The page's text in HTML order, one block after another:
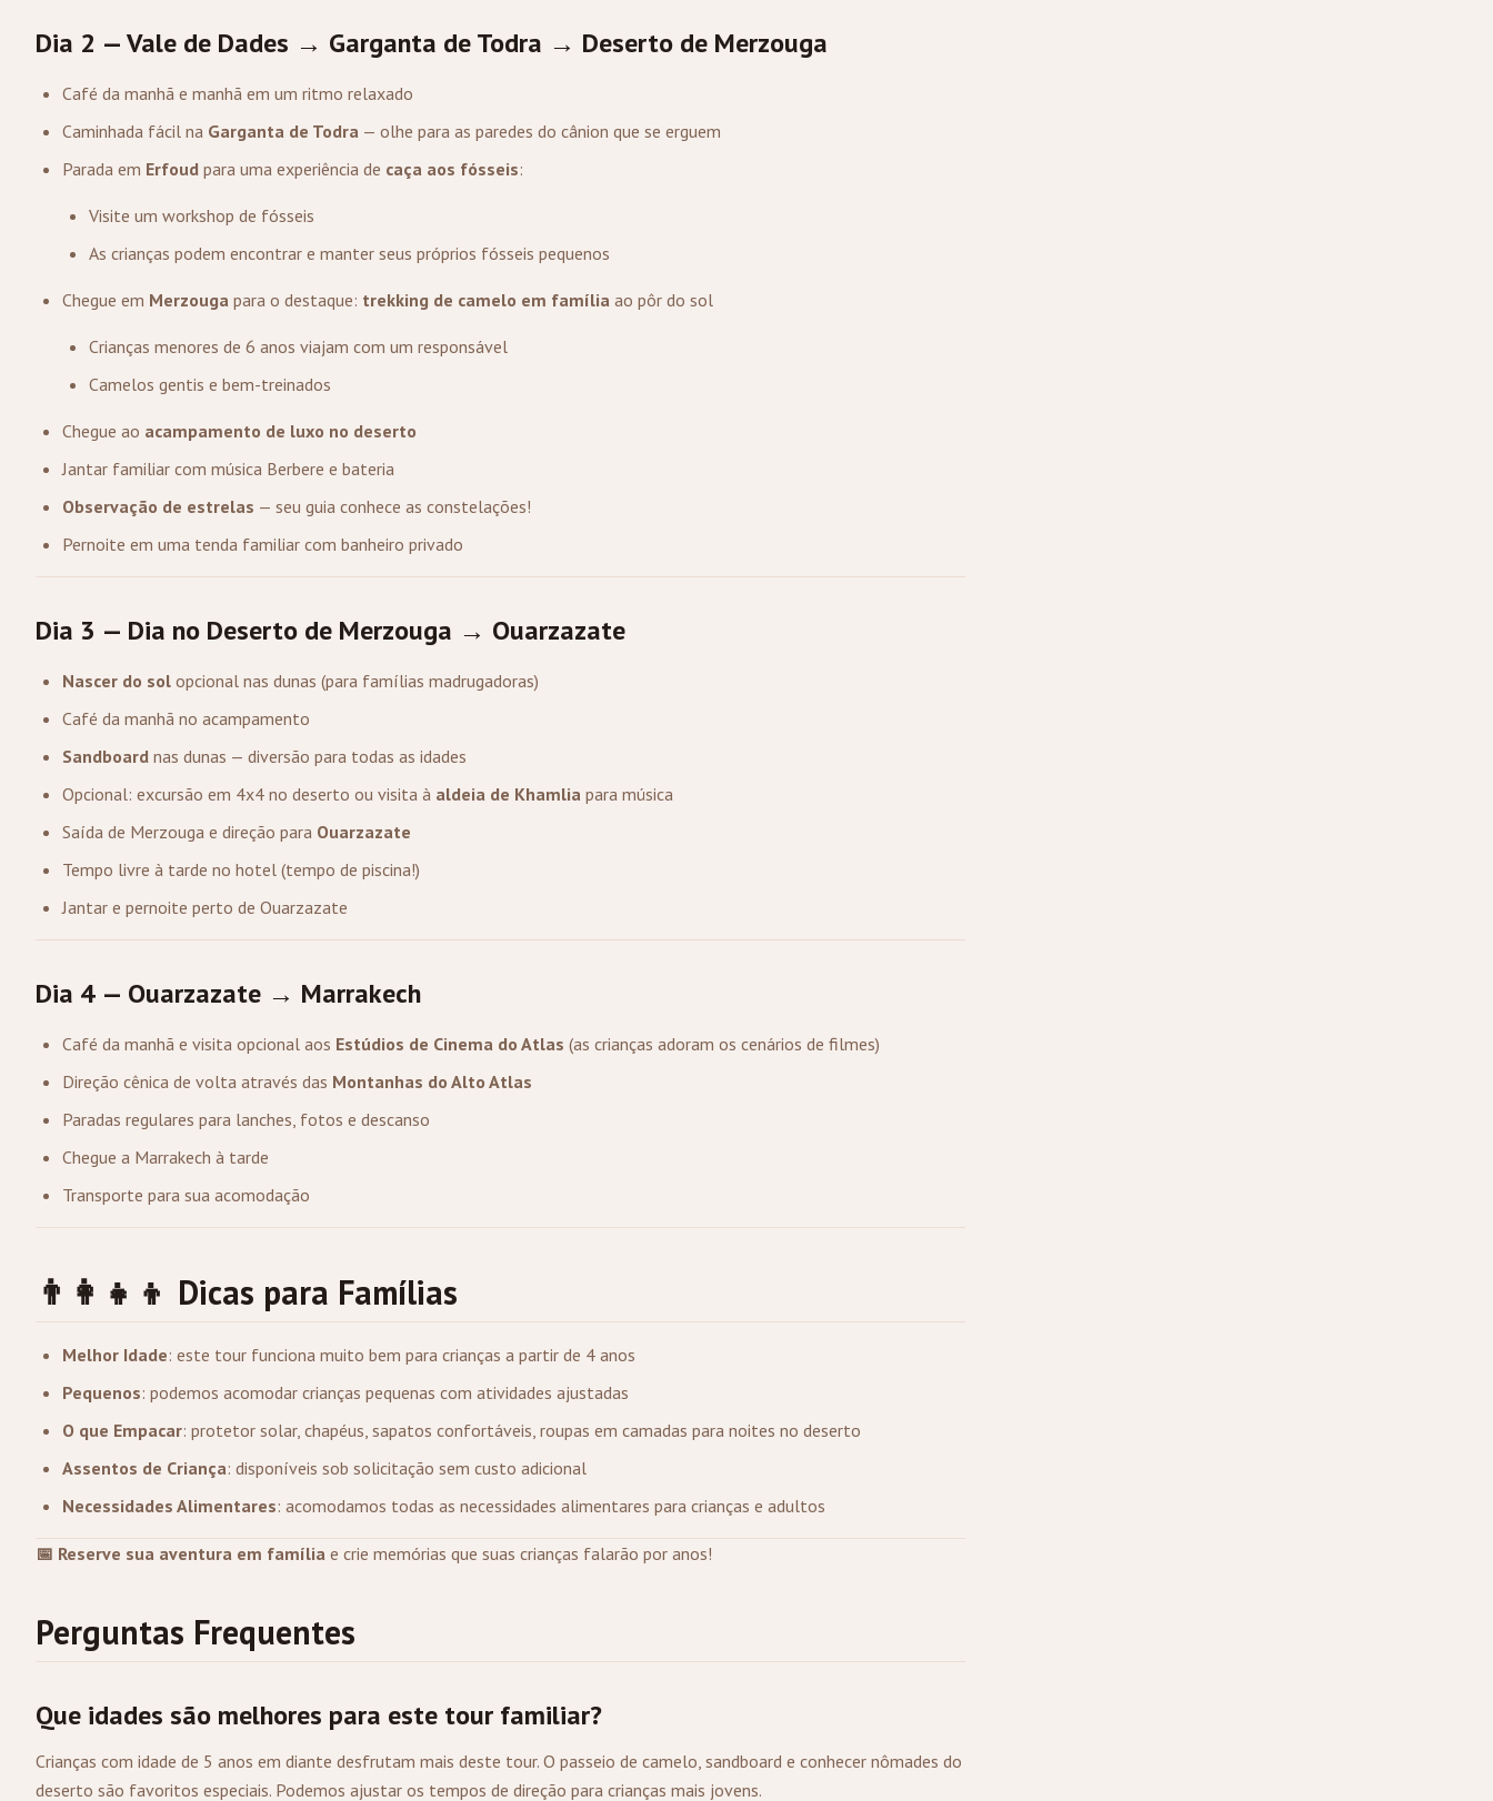
Dia 2 — Vale de Dades → Garganta de Todra → Deserto de Merzouga
Café da manhã e manhã em um ritmo relaxado
Caminhada fácil na Garganta de Todra — olhe para as paredes do cânion que se erguem
Parada em Erfoud para uma experiência de caça aos fósseis:
Visite um workshop de fósseis
As crianças podem encontrar e manter seus próprios fósseis pequenos
Chegue em Merzouga para o destaque: trekking de camelo em família ao pôr do sol
Crianças menores de 6 anos viajam com um responsável
Camelos gentis e bem-treinados
Chegue ao acampamento de luxo no deserto
Jantar familiar com música Berbere e bateria
Observação de estrelas — seu guia conhece as constelações!
Pernoite em uma tenda familiar com banheiro privado
Dia 3 — Dia no Deserto de Merzouga → Ouarzazate
Nascer do sol opcional nas dunas (para famílias madrugadoras)
Café da manhã no acampamento
Sandboard nas dunas — diversão para todas as idades
Opcional: excursão em 4x4 no deserto ou visita à aldeia de Khamlia para música
Saída de Merzouga e direção para Ouarzazate
Tempo livre à tarde no hotel (tempo de piscina!)
Jantar e pernoite perto de Ouarzazate
Dia 4 — Ouarzazate → Marrakech
Café da manhã e visita opcional aos Estúdios de Cinema do Atlas (as crianças adoram os cenários de filmes)
Direção cênica de volta através das Montanhas do Alto Atlas
Paradas regulares para lanches, fotos e descanso
Chegue a Marrakech à tarde
Transporte para sua acomodação
👨‍👩‍👧‍👦 Dicas para Famílias
Melhor Idade: este tour funciona muito bem para crianças a partir de 4 anos
Pequenos: podemos acomodar crianças pequenas com atividades ajustadas
O que Empacar: protetor solar, chapéus, sapatos confortáveis, roupas em camadas para noites no deserto
Assentos de Criança: disponíveis sob solicitação sem custo adicional
Necessidades Alimentares: acomodamos todas as necessidades alimentares para crianças e adultos
📅 Reserve sua aventura em família e crie memórias que suas crianças falarão por anos!
Perguntas Frequentes
Que idades são melhores para este tour familiar?
Crianças com idade de 5 anos em diante desfrutam mais deste tour. O passeio de camelo, sandboard e conhecer nômades do
deserto são favoritos especiais. Podemos ajustar os tempos de direção para crianças mais jovens.